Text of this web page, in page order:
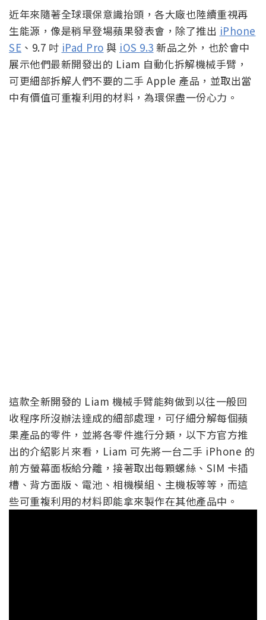
近年來隨著全球環保意識抬頭，各大廠也陸續重視再
生能源，像是稍早登場蘋果發表會，除了推出 iPhone
SE 、9.7 吋 iPad Pro 與 iOS 9.3 新品之外，也於會中
展示他們最新開發出的 Liam 自動化拆解機械手臂，
可更細部拆解人們不要的二手 Apple 產品，並取出當
中有價值可重複利用的材料，為環保盡一份心力。
這款全新開發的 Liam 機械手臂能夠做到以往一般回
收程序所沒辦法達成的細部處理，可仔細分解每個蘋
果產品的零件，並將各零件進行分類，以下方官方推
出的介紹影片來看，Liam 可先將一台二手 iPhone 的
前方螢幕面板給分離，接著取出每顆螺絲、SIM 卡插
槽、背方面版、電池、相機模組、主機板等等，而這
些可重複利用的材料即能拿來製作在其他產品中。